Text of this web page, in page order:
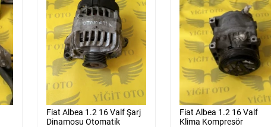
Fiat Albea 1.2 16 Valf Şarj
Dinamosu Otomatik
Fiat Albea 1.2 16 Valf
Klima Kompresör